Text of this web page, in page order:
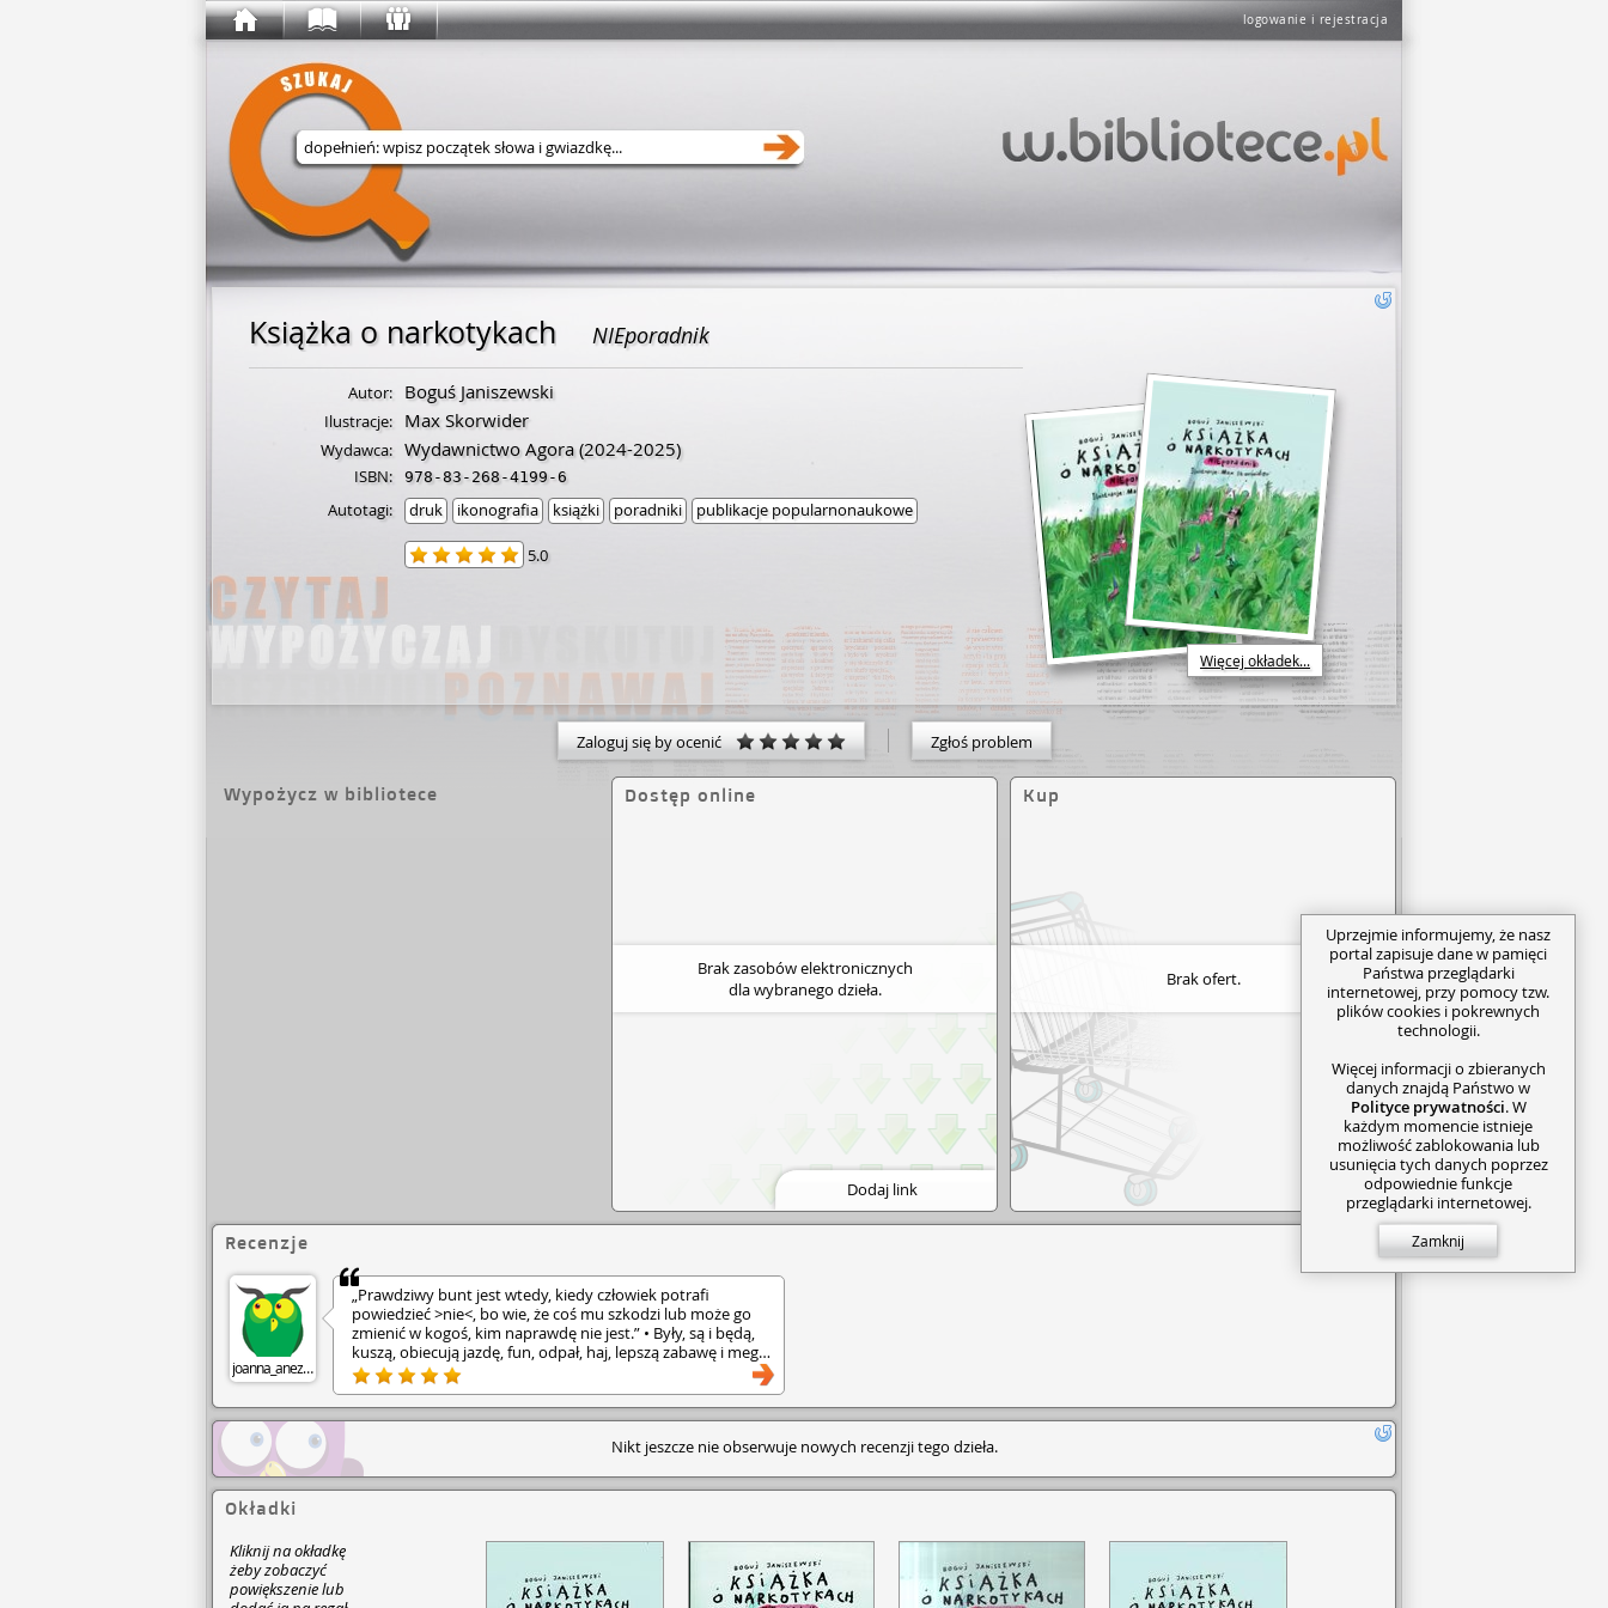
logowanie i rejestracja
Wyszukaj w serwisie
Książka o narkotykach NIEporadnik
Więcej okładek...
Autor: Boguś Janiszewski
Ilustracje: Max Skorwider
Wydawca: Wydawnictwo Agora(2024-2025)
ISBN: 978-83-268-4199-6
Autotagi: druk ikonografia książki poradniki publikacje popularnonaukowe
5.0
Zaloguj się by ocenić Zgłoś problem
Wypożycz w bibliotece Dostęp online
Brak zasobów elektronicznych
dla wybranego dzieła.
Dodaj link
Kup
Brak ofert.
Recenzje
joanna_anezka
„Prawdziwy bunt jest wtedy, kiedy człowiek potrafi
powiedzieć >nie<, bo wie, że coś mu szkodzi lub może go
zmienić w kogoś, kim naprawdę nie jest.” • Były, są i będą,
kuszą, obiecują jazdę, fun, odpał, haj, lepszą zabawę i mega
towarzystwo. • Narkotyki. • Z tej oto książki dowiesz się, jak
szybko się uzależnisz od konkretnej substancji
psychoaktywnej, jakie zniszczenia spowoduje w twoim
organizmie, jak długo pozostaniesz pod jej wpływem, co
może dziać się na głodzie, czy i kiedy cię zmiecie z planszy. •
Boguś Janiszewski pisze wprost, otwarcie i bez
moralizowania, jest po twojej stronie. Wie, że uzależnienie w
ciałem i umysłem. Niewolnictwo. Narkotyk podstępnie
zabierze ci wszystko, chociaż będziesz pewien, że to on jest
wszystkim. • Młodzi ludzie szybciej się uzależniają, to
kwestia hormonalnego bałaganu plus wpływ otoczenia.
Nikt jeszcze nie obserwuje nowych recenzji tego dzieła.
Okładki
Kliknij na okładkę
żeby zobaczyć
powiększenie lub
Uprzejmie informujemy, że nasz
portal zapisuje dane w pamięci
Państwa przeglądarki
internetowej, przy pomocy tzw.
plików cookies i pokrewnych
technologii.
Więcej informacji o zbieranych
danych znajdą Państwo w
Polityce prywatności. W
każdym momencie istnieje
możliwość zablokowania lub
usunięcia tych danych poprzez
odpowiednie funkcje
przeglądarki internetowej.
Zamknij